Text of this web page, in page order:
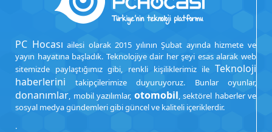
PC Hocası ailesi olarak 2015 yılının Şubat ayında hizmete ve
yayın hayatına başladık. Teknolojiye dair her şeyi esas alarak web
sitemizde paylaştığımız gibi, renkli kişiliklerimiz ile Teknoloji
haberlerini takipçilerimize duyuruyoruz. Bunlar oyunlar,
donanımlar, mobil yazılımlar, otomobil, sektörel haberler ve
sosyal medya gündemleri gibi güncel ve kaliteli içeriklerdir.
.